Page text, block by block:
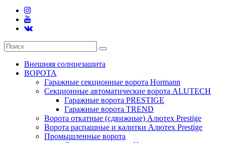
Внешняя солнцезащита
ВОРОТА
Гаражные секционные ворота Hormann
Секционные автоматические ворота ALUTECH
Гаражные ворота PRESTIGE
Гаражные ворота TREND
Ворота откатные (сдвижные) Алютех Prestige
Ворота распашные и калитки Алютех Prestige
Промышленные ворота